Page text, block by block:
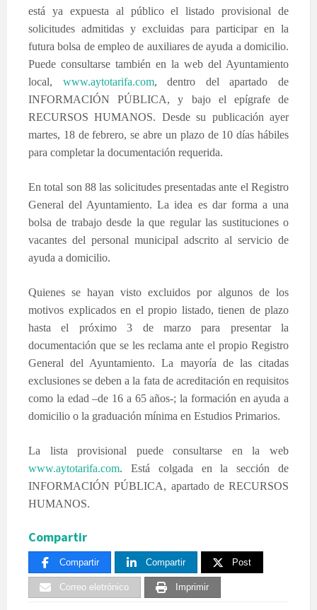
está ya expuesta al público el listado provisional de
solicitudes admitidas y excluidas para participar en la
futura bolsa de empleo de auxiliares de ayuda a domicilio.
Puede consultarse también en la web del Ayuntamiento
local, www.aytotarifa.com, dentro del apartado de
INFORMACIÓN PÚBLICA, y bajo el epígrafe de
RECURSOS HUMANOS. Desde su publicación ayer
martes, 18 de febrero, se abre un plazo de 10 días hábiles
para completar la documentación requerida.
En total son 88 las solicitudes presentadas ante el Registro
General del Ayuntamiento. La idea es dar forma a una
bolsa de trabajo desde la que regular las sustituciones o
vacantes del personal municipal adscrito al servicio de
ayuda a domicilio.
Quienes se hayan visto excluidos por algunos de los
motivos explicados en el propio listado, tienen de plazo
hasta el próximo 3 de marzo para presentar la
documentación que se les reclama ante el propio Registro
General del Ayuntamiento. La mayoría de las citadas
exclusiones se deben a la fata de acreditación en requisitos
como la edad –de 16 a 65 años-; la formación en ayuda a
domicilio o la graduación mínima en Estudios Primarios.
La lista provisional puede consultarse en la web
www.aytotarifa.com. Está colgada en la sección de
INFORMACIÓN PÚBLICA, apartado de RECURSOS
HUMANOS.
Compartir
Compartir Compartir Post
Correo eletrónico Imprimir